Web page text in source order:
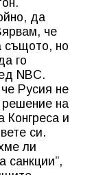
да
че
същото, но
го
NBC.
Русия не
на
Конгреса и
си.
ли